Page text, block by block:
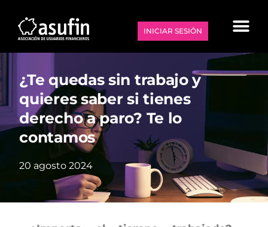
INICIAR SESIÓN
¿Te quedas sin trabajo y
quieres saber si tienes
derecho a paro? Te lo
contamos
20 agosto 2024